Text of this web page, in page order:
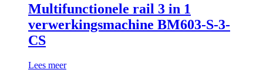
Multifunctionele rail 3 in 1
verwerkingsmachine BM603-S-3-
CS
Lees meer